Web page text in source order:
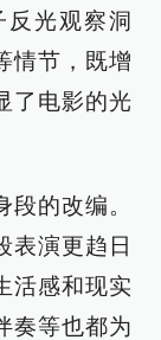
光观察洞
情节，既增
了电影的光
的改编。
表演更趋日
活感和现实
奏等也都为